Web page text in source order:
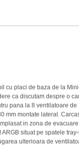
cu placi de baza de la
ca discutam despre o
pana la 8 ventilatoare
mm montate lateral.
in zona de
situat pe spatele
ulterioara de